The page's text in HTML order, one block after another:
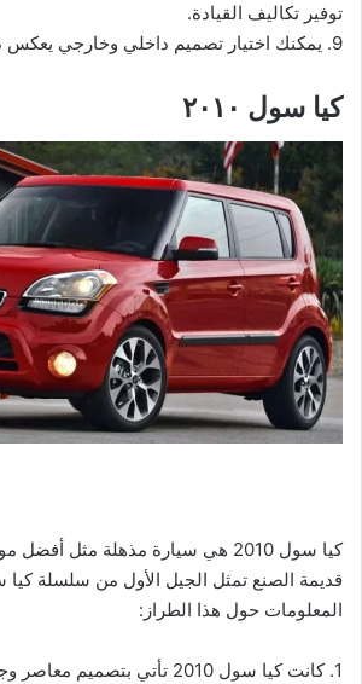
توفير تكاليف القيادة.
9. يمكنك اختيار تصميم داخلي وخارجي يعكس ذوقك الشخصي.
كيا سول ٢٠١٠
كيا سول 2010 هي سيارة مذهلة مثل
قديمة الصنع تمثل الجيل الأول من سلسلة
المعلومات حول هذا الطراز:
1. كانت كيا سول 2010 تأتي